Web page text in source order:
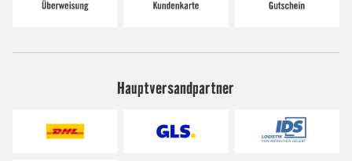
Hauptversandpartner